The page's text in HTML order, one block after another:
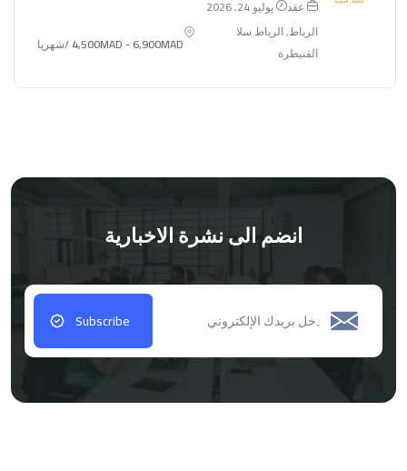
عقد
يوليو 24, 2026
الرباط, الرباط سلا
القنيطرة
4,500MAD - 6,900MAD/شهريا
انضم الى نشرة الاخبارية
Subscribe